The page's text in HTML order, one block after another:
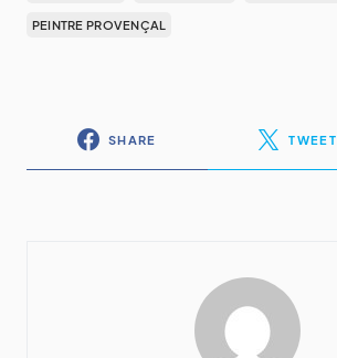
PEINTRE PROVENÇAL
SHARE TWEET